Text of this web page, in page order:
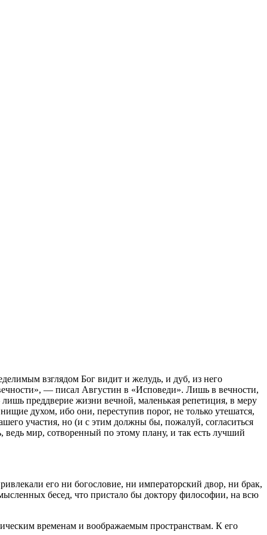
взглядом Бог видит и желудь, и дуб, из него
— писал Августин в «Исповеди». Лишь в вечности,
преддверие жизни вечной, маленькая репетиция, в меру
духом, ибо они, переступив порог, не только утешатся,
участия, но (и с этим должны бы, пожалуй, согласиться
мир, сотворенный по этому плану, и так есть лучший
его ни богословие, ни императорский двор, ни брак,
бесед, что пристало бы доктору философии, на всю
временам и воображаемым пространствам. К его